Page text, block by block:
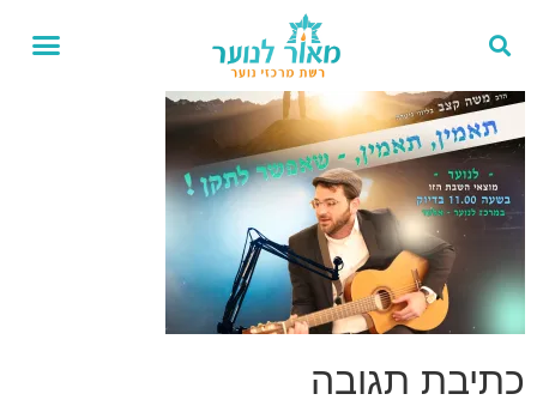
כתיבת תגובה